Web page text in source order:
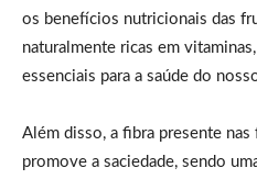
os benefícios nutricionais das
naturalmente ricas em
essenciais para a saúde do
Além disso, a fibra presente
promove a saciedade, sendo